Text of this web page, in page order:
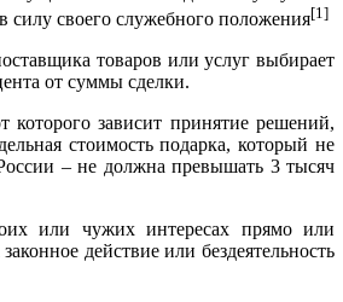
силу своего служебного положения[1]
товаров или услуг выбирает
от суммы сделки.
зависит принятие решений,
стоимость подарка, который не
– не должна превышать 3 тысяч
или чужих интересах прямо или
действие или бездеятельность